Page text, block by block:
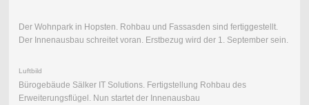
Der Wohnpark in Hopsten. Rohbau und Fassasden sind fertiggestellt.
Der Innenausbau schreitet voran. Erstbezug wird der 1. September sein.
Luftbild
Bürogebäude Sälker IT Solutions. Fertigstellung Rohbau des
Erweiterungsflügel. Nun startet der Innenausbau